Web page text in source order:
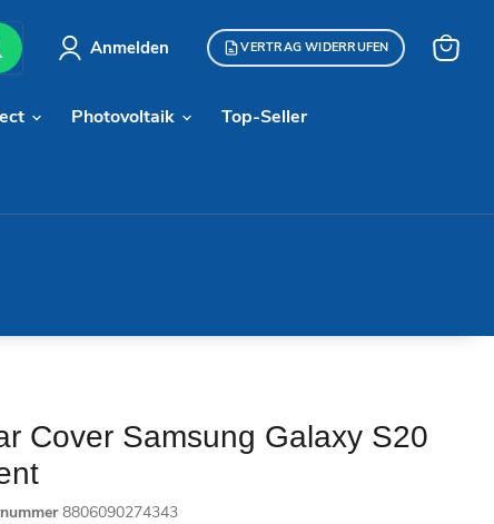
Anmelden VERTRAG WIDERRUFEN
Photovoltaik Top-Seller
Cover Samsung Galaxy S20
8806090274343